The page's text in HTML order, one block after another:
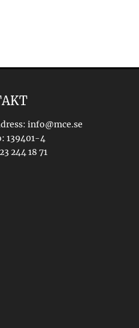
info@mce.se
139401-4
244 18 71